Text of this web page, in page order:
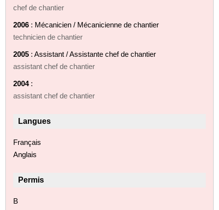
chef de chantier
2006 : Mécanicien / Mécanicienne de chantier
technicien de chantier
2005 : Assistant / Assistante chef de chantier
assistant chef de chantier
2004:
assistant chef de chantier
Langues
Français
Anglais
Permis
B